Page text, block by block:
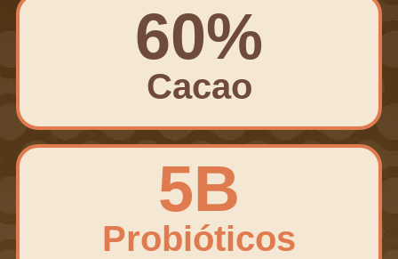
60%
Cacao
5B
Probióticos